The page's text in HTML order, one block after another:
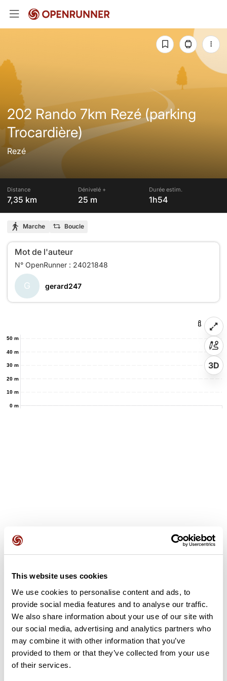
This website uses cookies
We use cookies to personalise content and ads, to
provide social media features and to analyse our traffic.
We also share information about your use of our site with
our social media, advertising and analytics partners who
may combine it with other information that you’ve
provided to them or that they’ve collected from your use
of their services.
202 Rando 7km Rezé (parking
Trocardière)
Rezé
Distance
7,35 km
Dénivelé +
25 m
Durée estim.
1h54
Marche Boucle
Mot de l'auteur
G gerard247
0 m
10 m
20 m
30 m
40 m
50 m
3D
Soyez le premier à ajouter un avis !
Ajouter un avis